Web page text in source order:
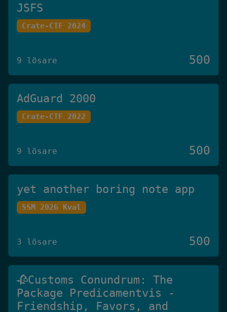
JSFS
Crate-CTF 2024
9 lösare 500
AdGuard 2000
Crate-CTF 2022
9 lösare 500
yet another boring note app
SSM 2026 Kval
3 lösare 500
🥀Customs Conundrum: The
Package Predicamentvis -
Friendship, Favors, and